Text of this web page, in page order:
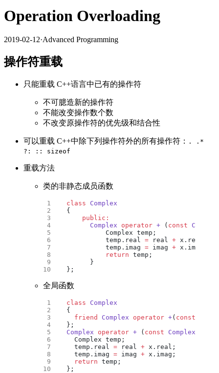
Operation Overloading
2019-02-12·Advanced Programming
操作符重载
只能重载 C++语言中已有的操作符
不可臆造新的操作符
不能改变操作数个数
不改变原操作符的优先级和结合性
可以重载 C++中除下列操作符外的所有操作符：
. .*
?: :: sizeof
重载方法
类的非静态成员函数
class Complex
{
    public:
      Complex
operator + ( const Complex
          Complex temp;
          temp.real
= real + x.real;
          temp.imag
= imag + x.imag;
          return
temp;
      }
};
全局函数
class Complex
{
  friend
Complex operator +( const
};
Complex operator + ( const Complex
  Complex temp;
  temp.real
= real + x.real;
  temp.imag
= imag + x.imag;
  return
temp;
};